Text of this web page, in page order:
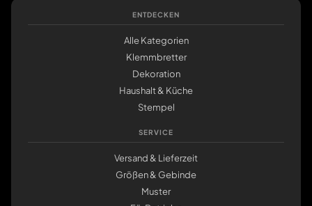
ENTDECKEN
Alle Kategorien
Klemmbretter
Dekoration
Haushalt & Küche
Stempel
SERVICE
Versand & Lieferzeit
Größen & Gebinde
Muster